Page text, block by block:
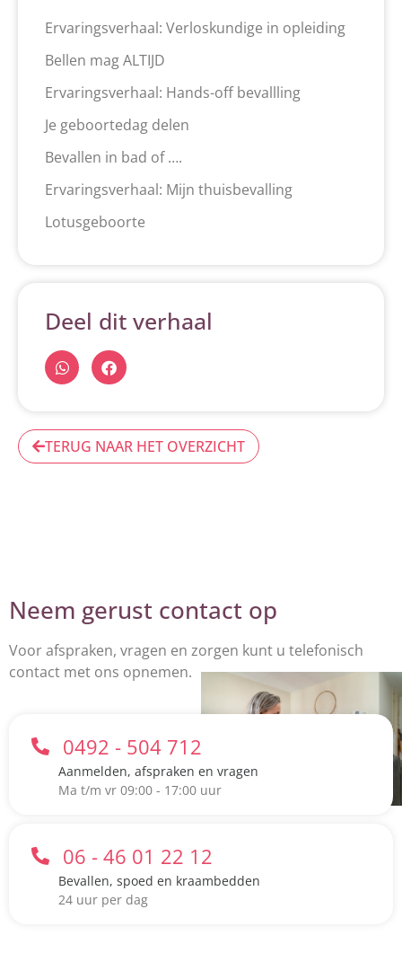
Ervaringsverhaal: Verloskundige in opleiding
Bellen mag ALTIJD
Ervaringsverhaal: Hands-off bevallling
Je geboortedag delen
Bevallen in bad of ….
Ervaringsverhaal: Mijn thuisbevalling
Lotusgeboorte
Deel dit verhaal
TERUG NAAR HET OVERZICHT
Neem gerust contact op
Voor afspraken, vragen en zorgen kunt u telefonisch
contact met ons opnemen.
0492 - 504 712
Aanmelden, afspraken en vragen
Ma t/m vr 09:00 - 17:00 uur
06 - 46 01 22 12
Bevallen, spoed en kraambedden
24 uur per dag